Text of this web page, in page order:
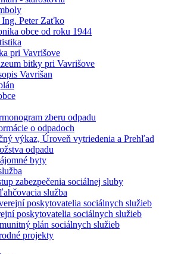
Peter Zaťko
obce od roku 1944
pri Vavrišove
bitky pri Vavrišove
Vavrišan
zberu odpadu
o odpadoch
výkaz, Úroveň vytriedenia a Prehľad
odpadu
byty
zabezpečenia sociálnej sluby
služba
poskytovatelia sociálnych služieb
poskytovatelia sociálnych služieb
plán sociálnych služieb
projekty